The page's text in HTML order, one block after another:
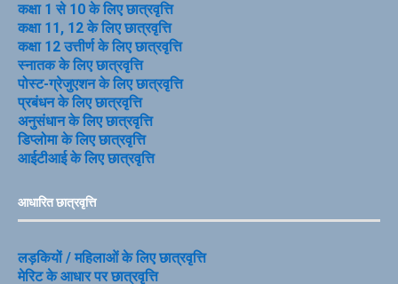
कक्षा 1 से 10 के लिए छात्रवृत्ति
कक्षा 11, 12 के लिए छात्रवृत्ति
कक्षा 12 उत्तीर्ण के लिए छात्रवृत्ति
स्नातक के लिए छात्रवृत्ति
पोस्ट-ग्रेजुएशन के लिए छात्रवृत्ति
प्रबंधन के लिए छात्रवृत्ति
अनुसंधान के लिए छात्रवृत्ति
डिप्लोमा के लिए छात्रवृत्ति
आईटीआई के लिए छात्रवृत्ति
आधारित छात्रवृत्ति
लड़कियों / महिलाओं के लिए छात्रवृत्ति
मेरिट के आधार पर छात्रवृत्ति